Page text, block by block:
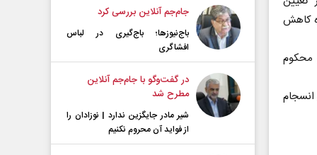
کاهش
محکوم
جام‌جم آنلاین بررسی کرد
باج‌نیوزها؛ باج‌گیری در لباس
افشاگری
در گفت‌و‌گو با جام‌جم آنلاین
مطرح شد
شیر مادر جایگزین ندارد | نوزادان را
از فواید آن محروم نکنیم